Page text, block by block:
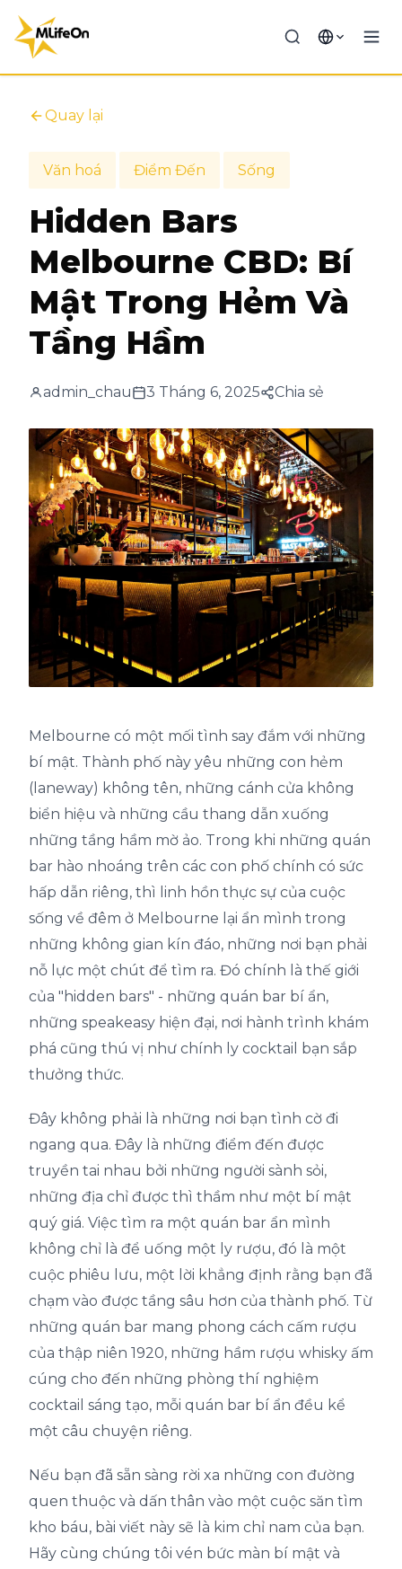
Quay lại
Văn hoá Điểm Đến Sống
Hidden Bars
Melbourne CBD: Bí
Mật Trong Hẻm Và
Tầng Hầm
admin_chau 3 Tháng 6, 2025 Chia sẻ
Melbourne có một mối tình say đắm với những
bí mật. Thành phố này yêu những con hẻm
(laneway) không tên, những cánh cửa không
biển hiệu và những cầu thang dẫn xuống
những tầng hầm mờ ảo. Trong khi những quán
bar hào nhoáng trên các con phố chính có sức
hấp dẫn riêng, thì linh hồn thực sự của cuộc
sống về đêm ở Melbourne lại ẩn mình trong
những không gian kín đáo, những nơi bạn phải
nỗ lực một chút để tìm ra. Đó chính là thế giới
của "hidden bars" - những quán bar bí ẩn,
những speakeasy hiện đại, nơi hành trình khám
phá cũng thú vị như chính ly cocktail bạn sắp
thưởng thức.
Đây không phải là những nơi bạn tình cờ đi
ngang qua. Đây là những điểm đến được
truyền tai nhau bởi những người sành sỏi,
những địa chỉ được thì thầm như một bí mật
quý giá. Việc tìm ra một quán bar ẩn mình
không chỉ là để uống một ly rượu, đó là một
cuộc phiêu lưu, một lời khẳng định rằng bạn đã
chạm vào được tầng sâu hơn của thành phố. Từ
những quán bar mang phong cách cấm rượu
của thập niên 1920, những hầm rượu whisky ấm
cúng cho đến những phòng thí nghiệm
cocktail sáng tạo, mỗi quán bar bí ẩn đều kể
một câu chuyện riêng.
Nếu bạn đã sẵn sàng rời xa những con đường
quen thuộc và dấn thân vào một cuộc săn tìm
kho báu, bài viết này sẽ là kim chỉ nam của bạn.
Hãy cùng chúng tôi vén bức màn bí mật và